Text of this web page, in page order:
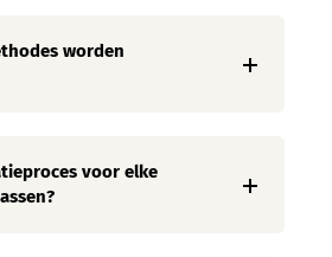
worden
voor elke